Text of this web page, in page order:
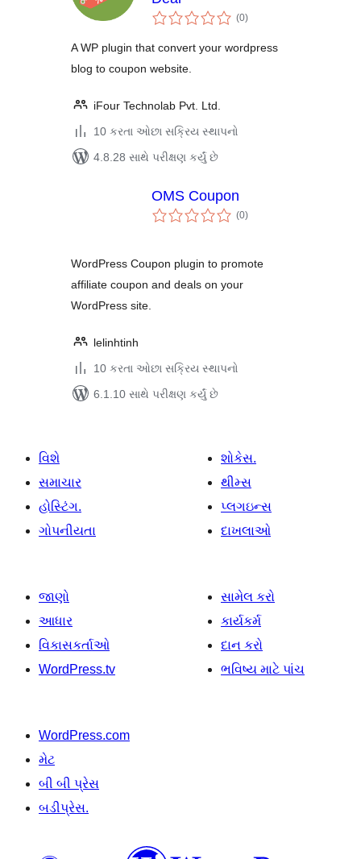
(0કુલ
રેટિંગ્સ
)
A WP plugin that convert your wordpress
blog to coupon website.
iFour Technolab Pvt. Ltd.
10 કરતા ઓછા સક્રિય સ્થાપનો
4.8.28 સાથે પરીક્ષણ કર્યું છે
OMS Coupon
(0કુલ
રેટિંગ્સ
)
WordPress Coupon plugin to promote
affiliate coupon and deals on your
WordPress site.
lelinhtinh
10 કરતા ઓછા સક્રિય સ્થાપનો
6.1.10 સાથે પરીક્ષણ કર્યું છે
વિશે
સમાચાર
હોસ્ટિંગ.
ગોપનીયતા
શોકેસ.
થીમ્સ
પ્લગઇન્સ
દાખલાઓ
જાણો
આધાર
વિકાસકર્તાઓ
WordPress.tv
સામેલ કરો
કાર્યકર્મ
દાન કરો
ભવિષ્ય માટે પાંચ
WordPress.com
મેટ
બી બી પ્રેસ
બડીપ્રેસ.